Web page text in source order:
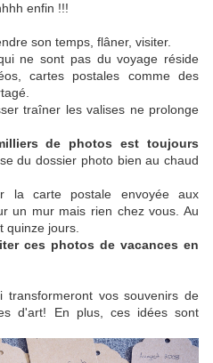
enfin !!!
son temps, flâner, visiter.
ne sont pas du voyage réside
cartes postales comme des
traîner les valises ne prolonge
de photos est toujours
du dossier photo bien au chaud
la carte postale envoyée aux
un mur mais rien chez vous. Au
quinze jours.
ces photos de vacances en